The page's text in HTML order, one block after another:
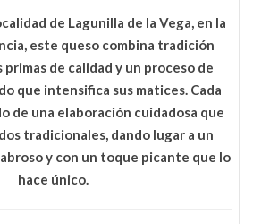
de Lagunilla de la Vega, en la
, este queso combina tradición
primas de calidad y un proceso de
que intensifica sus matices. Cada
de una elaboración cuidadosa que
tradicionales, dando lugar a un
y con un toque picante que lo
hace único.